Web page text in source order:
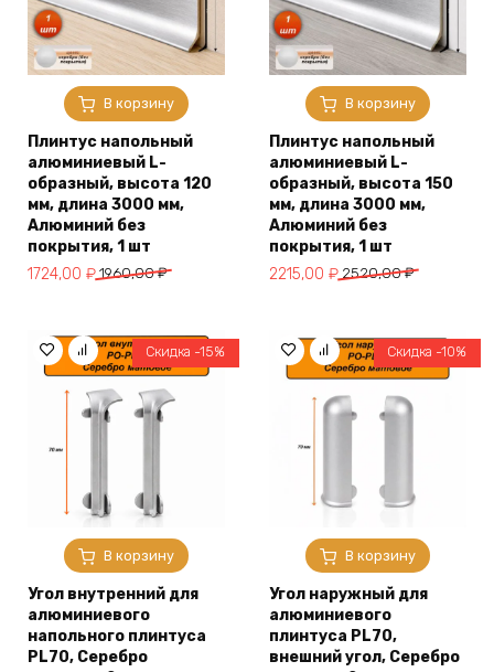
В корзину
Плинтус напольный
алюминиевый L-
образный, высота 120
мм, длина 3000 мм,
Алюминий без
покрытия, 1 шт
1960,00₽
Первоначальная
1960,00 ₽.
1724,00 ₽
Текущая
В корзину
Плинтус напольный
алюминиевый L-
образный, высота 150
мм, длина 3000 мм,
Алюминий без
покрытия, 1 шт
2520,00₽
Первоначальная
2520,00 ₽.
2215,00 ₽
Текущая
В корзину
Скидка -15%
Угол внутренний для
алюминиевого
напольного плинтуса
PL70, Серебро
В корзину
Скидка -10%
Угол наружный для
алюминиевого
плинтуса PL70,
внешний угол, Серебро